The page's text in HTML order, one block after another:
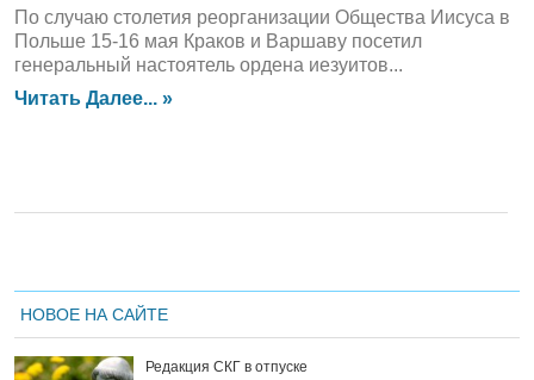
По случаю столетия реорганизации Общества Иисуса в
Польше 15-16 мая Краков и Варшаву посетил
генеральный настоятель ордена иезуитов...
Читать Далее... »
НОВОЕ НА САЙТЕ
Редакция СКГ в отпуске